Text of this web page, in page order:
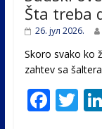
Šta treba
26. јул 2026.
Skoro svako ko
zahtev sa
F T